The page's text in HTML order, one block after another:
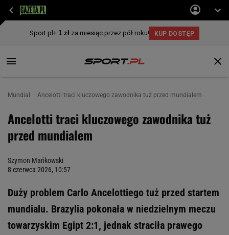
Mundial Ancelotti traci kluczowego zawodnika tuż przed mundialem
Ancelotti traci kluczowego zawodnika tuż
przed mundialem
Szymon Mańkowski
8 czerwca 2026, 10:57
Duży problem Carlo Ancelottiego tuż przed startem
mundialu. Brazylia pokonała w niedzielnym meczu
towarzyskim Egipt 2:1, jednak straciła prawego